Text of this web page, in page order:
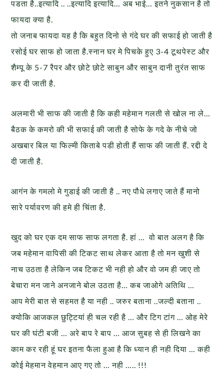
पडता है..इत्यादि .. ..इत्यादि इत्यादि… अब भाई… इतने नुकसान है तो
फायदा क्या है.
तो जनाब फायदा यह है कि बहुत दिनो से गंदे घर की सफाई हो जाती है
रसोई घर साफ हो जाता है.स्नान घर मे पिचके हुए 3-4 टूथपेस्ट और
शैम्पू के 5-7 रैपर और छोटे छोटे साबुन और साबुन दानी तुरंत साफ
कर दी जाती है.
अलमारी भी साफ की जाती है कि कही महेमान गलती से खोल ना ले…
बैठक के कमरो की भी सफाई की जाती है सोफे के गदे के नीचे जो
अखबार बिल या फिल्मी किताबे पडी होती हैं साफ की जाती हैं. रद्दी दे
दी जाती है.
आगंन के गमलो मे गुडाई की जाती है .. नए पौधे लगाए जाते हैं मानो
सारे पर्यावरण की हमे ही चिंता है.
खुद को घर एक दम साफ साफ लगता है. हां … वो बात अलग है कि
जब महेमान वापिसी की टिकट साथ लेकर आता है तो मन खुशी से
नाच उठता है लेकिन जब टिकट भी नही हो और वो जम ही जाए तो
बेचारा मन जाने अनजाने बोल उठता है… कब जाओगे अतिथि …
आप मेरी बात से सहमत है या नही .. जरुर बताना ..जल्दी बताना ..
क्योकि आजकल छुट्टियां ही चल रही है … और टिग टांग … ओह मेरे
घर की घंटी बजी … अरे बाप रे बाप … आज सुबह से ही लिखने का
काम कर रही हूं घर इतना फैला हुआ है कि ध्यान ही नही दिया … कही
कोई मेहमान वेहमान आए गए तो … नही ….. !!!